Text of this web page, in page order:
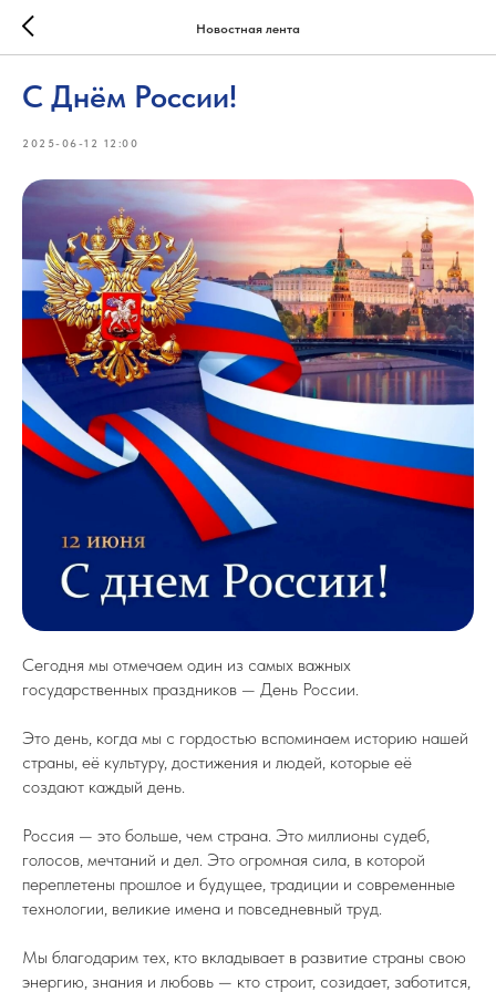
Новостная лента
С Днём России!
2025-06-12 12:00
Сегодня мы отмечаем один из самых важных
государственных праздников — День России.
Это день, когда мы с гордостью вспоминаем историю нашей
страны, её культуру, достижения и людей, которые её
создают каждый день.
Россия — это больше, чем страна. Это миллионы судеб,
голосов, мечтаний и дел. Это огромная сила, в которой
переплетены прошлое и будущее, традиции и современные
технологии, великие имена и повседневный труд.
Мы благодарим тех, кто вкладывает в развитие страны свою
энергию, знания и любовь — кто строит, созидает, заботится,